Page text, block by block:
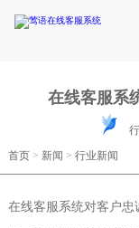
在线客服系
首页> 新闻 > 行业新闻
在线客服系统对客户